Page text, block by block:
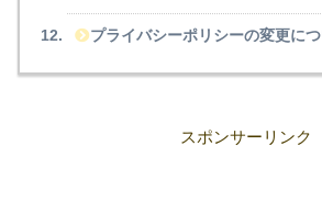
プライバシーポリシーの変更に
スポンサーリンク